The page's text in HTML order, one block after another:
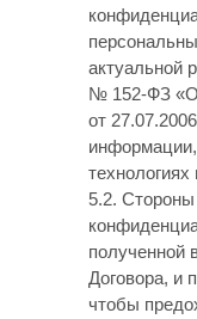
актуальной
№ 152-ФЗ «О
от
5.2.
полученной
Договора, и
чтобы